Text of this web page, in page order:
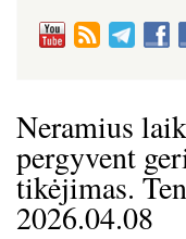
Neramius
pergyvent
tikėjimas.
2026.04.08